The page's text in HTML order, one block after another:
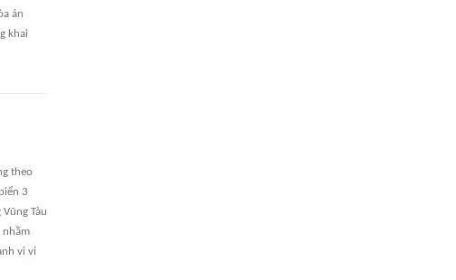
án
khai
theo
3
Tàu
nhằm
vi vi